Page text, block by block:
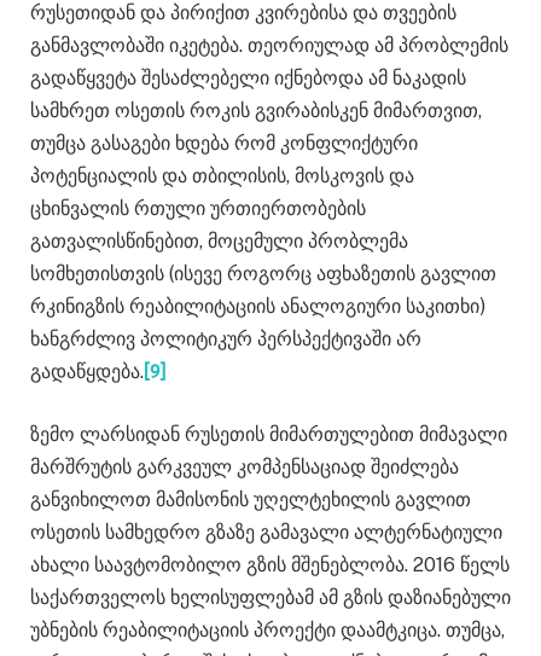
რუსეთიდან და პირიქით კვირებისა და თვეების
განმავლობაში იკეტება. თეორიულად ამ პრობლემის
გადაწყვეტა შესაძლებელი იქნებოდა ამ ნაკადის
სამხრეთ ოსეთის როკის გვირაბისკენ მიმართვით,
თუმცა გასაგები ხდება რომ კონფლიქტური
პოტენციალის და თბილისის, მოსკოვის და
ცხინვალის რთული ურთიერთობების
გათვალისწინებით, მოცემული პრობლემა
სომხეთისთვის (ისევე როგორც აფხაზეთის გავლით
რკინიგზის რეაბილიტაციის ანალოგიური საკითხი)
ხანგრძლივ პოლიტიკურ პერსპექტივაში არ
გადაწყდება.[9]
ზემო ლარსიდან რუსეთის მიმართულებით მიმავალი
მარშრუტის გარკვეულ კომპენსაციად შეიძლება
განვიხილოთ მამისონის უღელტეხილის გავლით
ოსეთის სამხედრო გზაზე გამავალი ალტერნატიული
ახალი საავტომობილო გზის მშენებლობა. 2016 წელს
საქართველოს ხელისუფლებამ ამ გზის დაზიანებული
უბნების რეაბილიტაციის პროექტი დაამტკიცა. თუმცა,